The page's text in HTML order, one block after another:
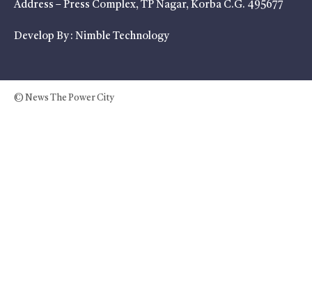
Address – Press Complex, TP Nagar, Korba C.G. 495677
Develop By : Nimble Technology
© News The Power City